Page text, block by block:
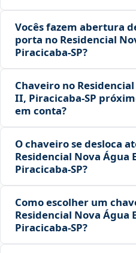
Vocês fazem abertura
porta no Residencial
Piracicaba‑SP?
Chaveiro no
II, Piracicaba‑SP
em conta?
O chaveiro se desloca
Residencial Nova Água
Piracicaba‑SP?
Como escolher um
Residencial Nova Água
Piracicaba‑SP?